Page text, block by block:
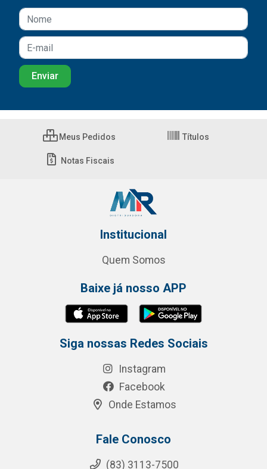
Meus Pedidos Títulos
Notas Fiscais
Institucional
Quem Somos
Baixe já nosso APP
Siga nossas Redes Sociais
Instagram
Facebook
Onde Estamos
Fale Conosco
(83) 3113-7500